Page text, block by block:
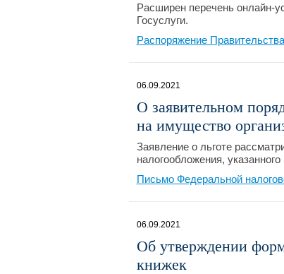
Расширен перечень онлайн-
Госуслуги.
Распоряжение
06.09.2021
О заявительном
на имущество
Заявление о льготе
налогообложения,
Письмо Федеральной
06.09.2021
Об утверждении
книжек